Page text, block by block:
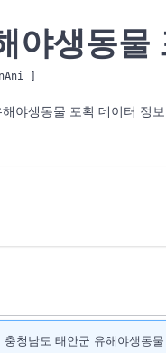
야생동
야생동물 포획 데이터 정
충청남도 태안군 유해야생동